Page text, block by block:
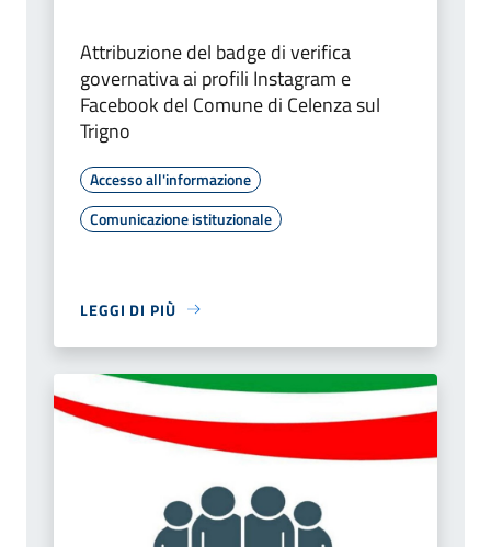
Attribuzione del badge di verifica
governativa ai profili Instagram e
Facebook del Comune di Celenza sul
Trigno
Accesso all'informazione
Comunicazione istituzionale
LEGGI DI PIÙ